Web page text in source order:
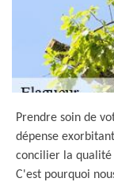
Prendre soin de
dépense
concilier la qualité
C'est pourquoi